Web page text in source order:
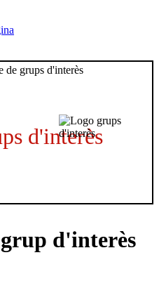
d'interès
d'interès